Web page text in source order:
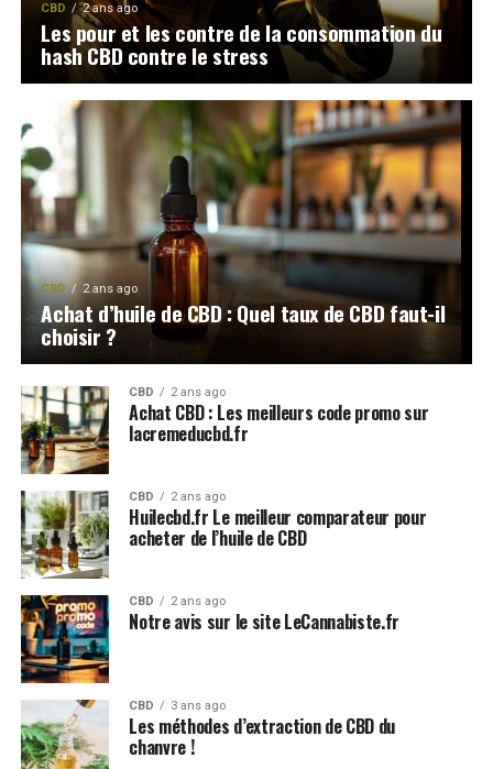
CBD 2 ans ago
Les pour et les contre de la consommation du
hash CBD contre le stress
CBD 2 ans ago
Achat d’huile de CBD : Quel taux de CBD faut-il
choisir ?
CBD 2 ans ago
Achat CBD : Les meilleurs code promo sur
lacremeducbd.fr
CBD 2 ans ago
Huilecbd.fr Le meilleur comparateur pour
acheter de l’huile de CBD
CBD 2 ans ago
Notre avis sur le site LeCannabiste.fr
CBD 3 ans ago
Les méthodes d’extraction de CBD du
chanvre !